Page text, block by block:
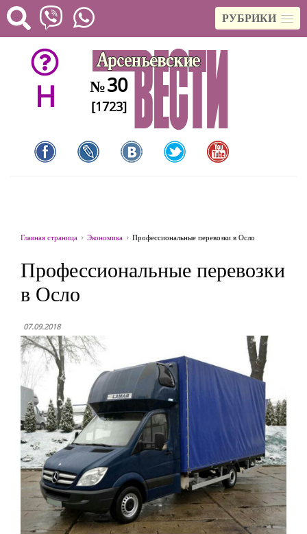
РУБРИКИ
H №30
[1723]
Главная страница Экономика Профессиональные перевозки в Осло
Профессиональные перевозки
в Осло
07.09.2018